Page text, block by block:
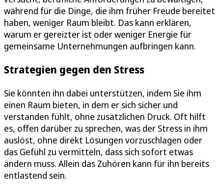
während für die Dinge, die ihm früher Freude bereitet
haben, weniger Raum bleibt. Das kann erklären,
warum er gereizter ist oder weniger Energie für
gemeinsame Unternehmungen aufbringen kann.
Strategien gegen den Stress
Sie könnten ihn dabei unterstützen, indem Sie ihm
einen Raum bieten, in dem er sich sicher und
verstanden fühlt, ohne zusätzlichen Druck. Oft hilft
es, offen darüber zu sprechen, was der Stress in ihm
auslöst, ohne direkt Lösungen vorzuschlagen oder
das Gefühl zu vermitteln, dass sich sofort etwas
ändern muss. Allein das Zuhören kann für ihn bereits
entlastend sein.